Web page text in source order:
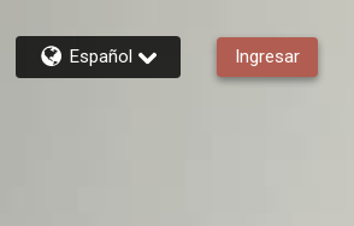
Español Ingresar